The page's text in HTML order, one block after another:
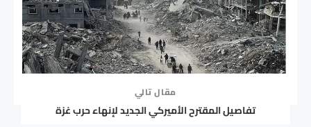
مقال تالي
تفاصيل المقترح الأميركي الجديد لإنهاء حرب غزة